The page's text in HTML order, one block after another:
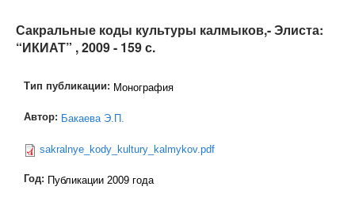
Сакральные коды культуры калмыков,- Элиста:
“ИКИАТ” , 2009 - 159 с.
Тип публикации: Монография
Автор: Бакаева Э.П.
sakralnye_kody_kultury_kalmykov.pdf
Год: Публикации 2009 года